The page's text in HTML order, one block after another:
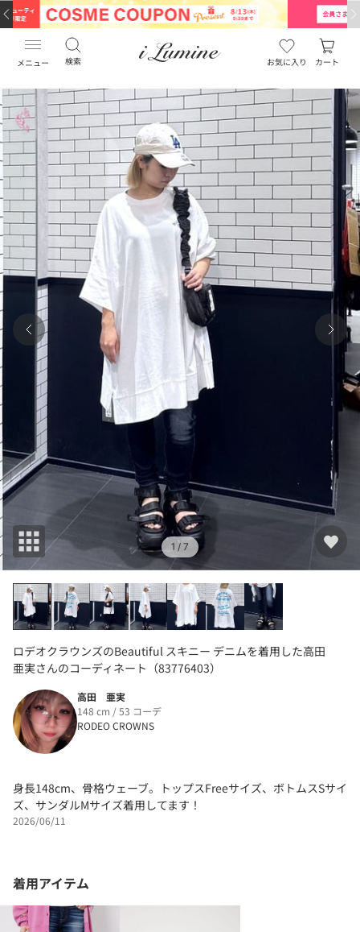
メニュー 検索 お気に入り カート
1 / 7
ロデオクラウンズのBeautiful スキニー デニムを着用した高田
亜実さんのコーディネート（83776403）
高田 亜実
148 cm / 53 コーデ
RODEO CROWNS
身長148cm、骨格ウェーブ。トップスFreeサイズ、ボトムスSサイ
ズ、サンダルMサイズ着用してます！
2026/06/11
着用アイテム